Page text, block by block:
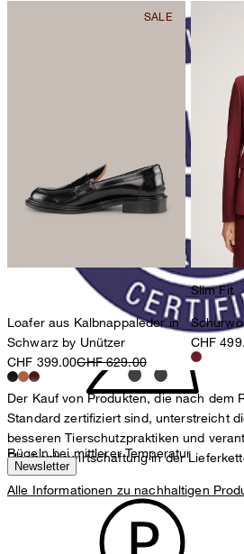
nicht Trommeltrocknen
Bügeln bei mittlerer Temperatur
Der Kauf von Produkten, die nach dem
Standard zertifiziert sind, unterstreicht
besseren Tierschutzpraktiken und
Flächenbewirtschaftung in der
Alle Informationen zu nachhaltigen
Loafer aus Kalbnappaleder in
Schwarz by Unützer
CHF 399.00CHF 629.00
Slim Fit
CHF
Newsletter